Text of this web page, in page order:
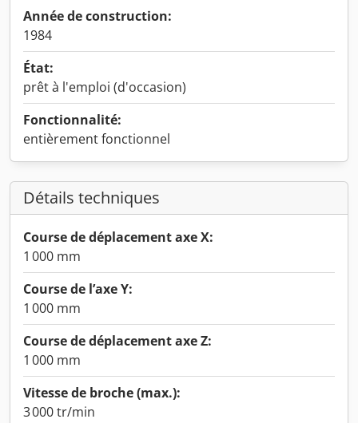
Année de construction:
1984
État:
prêt à l'emploi (d'occasion)
Fonctionnalité:
entièrement fonctionnel
Détails techniques
Course de déplacement axe X:
1 000 mm
Course de l’axe Y:
1 000 mm
Course de déplacement axe Z:
1 000 mm
Vitesse de broche (max.):
3 000 tr/min